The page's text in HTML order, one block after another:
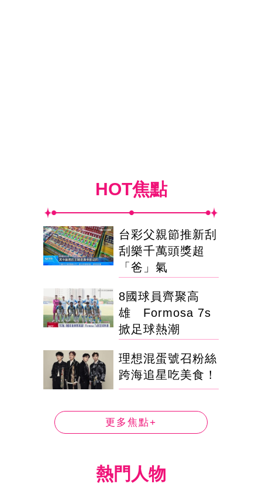
HOT焦點
台彩父親節推新刮
刮樂千萬頭獎超
「爸」氣
8國球員齊聚高
雄 Formosa 7s
掀足球熱潮
理想混蛋號召粉絲
跨海追星吃美食！
更多焦點+
熱門人物